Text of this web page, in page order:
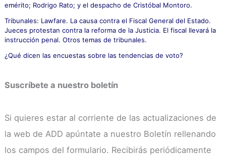
emérito; Rodrigo Rato; y el despacho de Cristóbal Montoro.
Tribunales: Lawfare. La causa contra el Fiscal General del Estado.
Jueces protestan contra la reforma de la Justicia. El fiscal llevará la
instrucción penal. Otros temas de tribunales.
¿Qué dicen las encuestas sobre las tendencias de voto?
Suscríbete a nuestro boletín
Si quieres estar al corriente de las actualizaciones de
la web de ADD apúntate a nuestro Boletín rellenando
los campos del formulario. Recibirás periódicamente